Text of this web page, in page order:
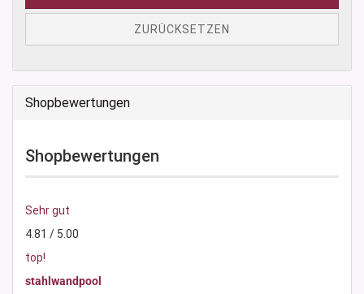
ZURÜCKSETZEN
Shopbewertungen
Shopbewertungen
Sehr gut
4.81 / 5.00
top!
stahlwandpool